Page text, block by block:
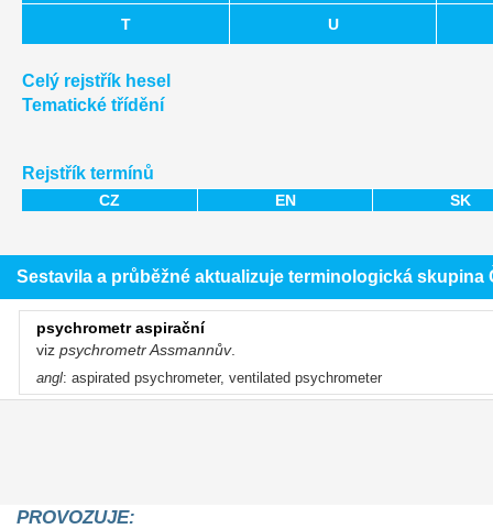
T U
Celý rejstřík hesel
Tematické třídění
Rejstřík termínů
CZ EN SK
Sestavila a průběžné aktualizuje terminologická
psychrometr aspirační
viz psychrometr Assmannův.
angl: aspirated psychrometer, ventilated psychrometer
PROVOZUJE: